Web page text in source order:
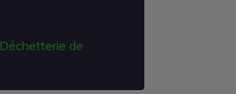
Déchetterie de